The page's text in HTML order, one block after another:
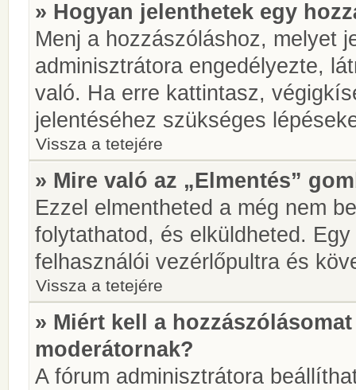
» Hogyan jelenthetek egy
Menj a hozzászóláshoz, melyet
adminisztrátora engedélyezte,
való. Ha erre kattintasz,
jelentéséhez szükséges
Vissza a tetejére
» Mire való az „Elmentés”
Ezzel elmentheted a még nem
folytathatod, és elküldheted.
felhasználói vezérlőpultra és
Vissza a tetejére
» Miért kell a
moderátornak?
A fórum adminisztrátora